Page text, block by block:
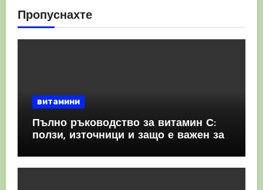
Пропуснахте
витамини
Пълно ръководство за витамин С:
ползи, източници и защо е важен за